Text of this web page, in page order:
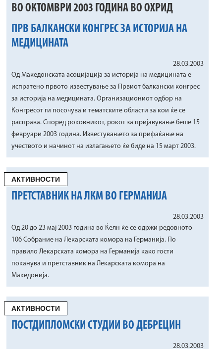
ВО ОКТОМВРИ 2003 ГОДИНА ВО ОХРИД
ПРВ БАЛКАНСКИ КОНГРЕС ЗА ИСТОРИЈА НА
МЕДИЦИНАТА
28.03.2003
Од Македонската асоцијација за историја на медицината е
испратено првото известување за Првиот балкански конгрес
за историја на медицината. Организациониот одбор на
Конгресот ги посочува и тематските области за кои ќе се
расправа. Според роковникот, рокот за пријавување беше 15
февруари 2003 година. Известувањето за прифаќање на
учеството и начинот на излагањето ќе биде на 15 март 2003.
АКТИВНОСТИ
ПРЕТСТАВНИК НА ЛКМ ВО ГЕРМАНИЈА
28.03.2003
Од 20 до 23 мај 2003 година во Ќелн ќе се одржи редовното
106 Собрание на Лекарската комора на Германија. По
правило Лекарската комора на Германија како гости
поканува и претставник на Лекарската комора на
Македонија.
АКТИВНОСТИ
ПОСТДИПЛОМСКИ СТУДИИ ВО ДЕБРЕЦИН
28.03.2003